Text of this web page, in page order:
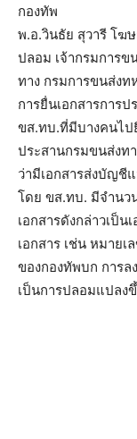
กองทัพ
พ.อ.วินธัย สุวารี โฆ
ปลอม เจ้ากรมการ
ทาง กรมการขนส่ง
การยื่นเอกสารการ
ขส.ทบ.ที่มีบางคนไป
ประสานกรมขนส่งท
ว่ามีเอกสารส่งบัญชี
โดย ขส.ทบ. มีจำนว
เอกสารดังกล่าวเป็น
เอกสาร เช่น หมายเ
ของกองทัพบก การล
เป็นการปลอมแปลง